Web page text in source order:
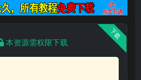
下载
本资源需权限下载